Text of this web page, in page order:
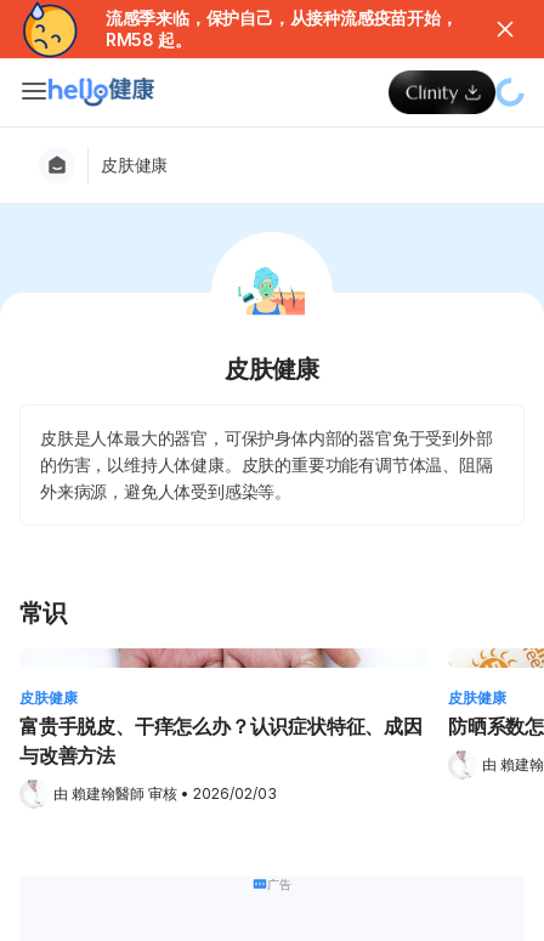
流感季来临，保护自己，从接种流感疫苗开始，
RM58 起。
皮肤健康
皮肤健康
皮肤是人体最大的器官，可保护身体内部的器官免于受到外部
的伤害，以维持人体健康。皮肤的重要功能有调节体温、阻隔
外来病源，避免人体受到感染等。
常识
皮肤健康
富贵手脱皮、干痒怎么办？认识症状特征、成因
与改善方法
由 賴建翰醫師 审核 • 2026/02/03
皮肤健康
防晒系数
由 賴建
广告